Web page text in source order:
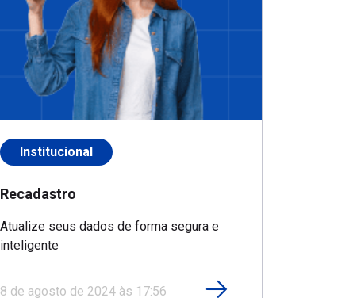
Institucional
Recadastro
Atualize seus dados de forma segura e
inteligente
8 de agosto de 2024 às 17:56